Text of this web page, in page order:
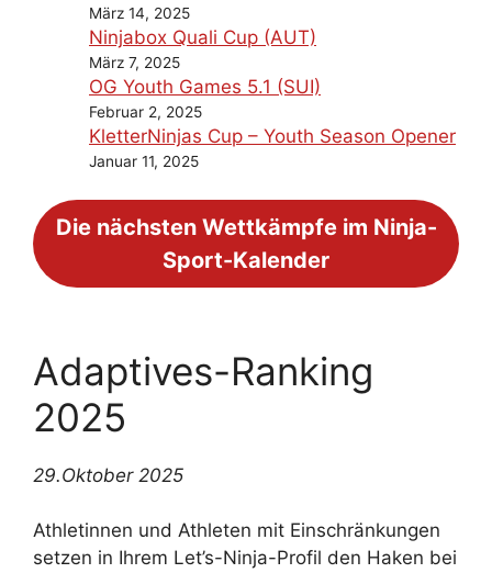
März 14, 2025
Ninjabox Quali Cup (AUT)
März 7, 2025
OG Youth Games 5.1 (SUI)
Februar 2, 2025
KletterNinjas Cup – Youth Season Opener
Januar 11, 2025
Die nächsten Wettkämpfe im Ninja-
Sport-Kalender
Adaptives-Ranking
2025
29.Oktober 2025
Athletinnen und Athleten mit Einschränkungen
setzen in Ihrem Let’s-Ninja-Profil den Haken bei